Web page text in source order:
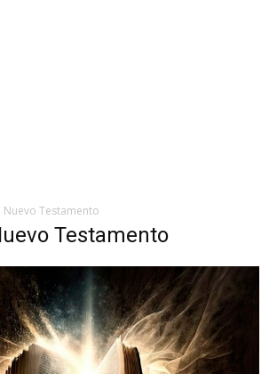
Nuevo Testamento
Testamento